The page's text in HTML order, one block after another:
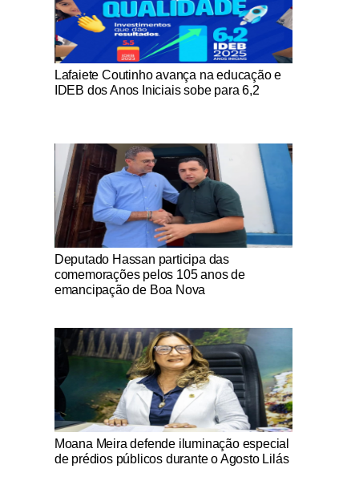
Notícias Católicas
Lafaiete Coutinho avança na educação e
IDEB dos Anos Iniciais sobe para 6,2
Notícias Católicas
Deputado Hassan participa das
comemorações pelos 105 anos de
emancipação de Boa Nova
Notícias Católicas
Moana Meira defende iluminação especial
de prédios públicos durante o Agosto Lilás